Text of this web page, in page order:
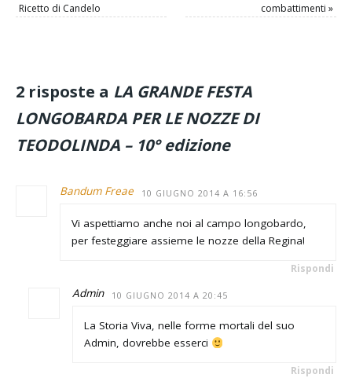
Ricetto di Candelo
combattimenti »
2 risposte a LA GRANDE FESTA
LONGOBARDA PER LE NOZZE DI
TEODOLINDA – 10° edizione
Bandum Freae 10 GIUGNO 2014 A 16:56
Vi aspettiamo anche noi al campo longobardo,
per festeggiare assieme le nozze della Regina!
Rispondi
Admin 10 GIUGNO 2014 A 20:45
La Storia Viva, nelle forme mortali del suo
Admin, dovrebbe esserci
Rispondi